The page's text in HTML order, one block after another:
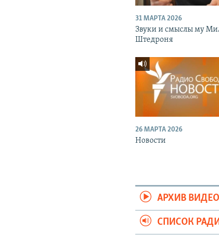
31 МАРТА 2026
Звуки и смыслы му
Штедроня
26 МАРТА 2026
Новости
АРХИВ ВИДЕО
СПИСОК